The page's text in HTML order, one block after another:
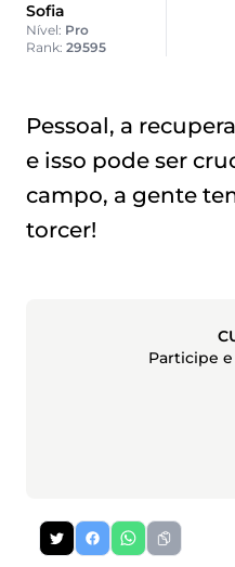
Sofia
Nível: Pro
Rank: 29595
Pessoal, a
e isso pode ser
campo, a gente
torcer!
Participe